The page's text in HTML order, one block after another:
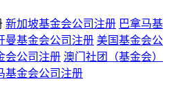
新加坡基金会公司注册 巴拿马基
曼基金会公司注册 美国基金会公
会公司注册 澳门社团（基金会）
基金会公司注册